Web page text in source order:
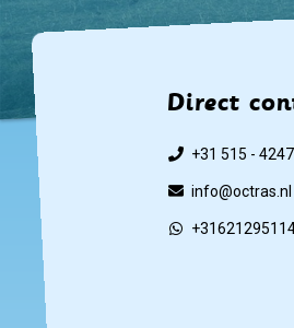
Direct
+31 515 -
info@octras.nl